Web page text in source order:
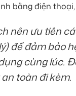
bằng điện
nên ưu tiên
để đảm bảo
cùng lúc.
toàn đi kèm.